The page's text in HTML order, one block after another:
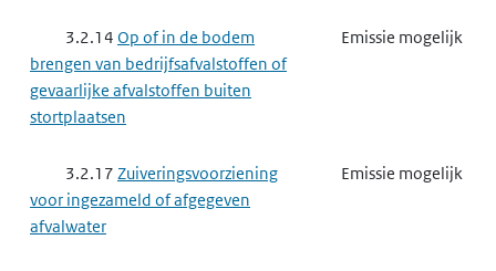
3.3.6 dhet exploiteren van
een ippc-installatie voor het
verwerken van ferrometalen door
het aanbrengen van deklagen van
gesmolten metaal
3.2.14 Op of in de bodem
brengen van bedrijfsafvalstoffen of
gevaarlijke afvalstoffen buiten
stortplaatsen
Emissie mogelijk
3.2.17 Zuiveringsvoorziening
voor ingezameld of afgegeven
afvalwater
Emissie mogelijk